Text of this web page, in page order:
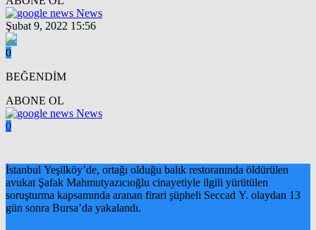
News
Şubat 9, 2022 15:56
0
BEĞENDİM
ABONE OL
News
0
İstanbul Yeşilköy’de, ortağı olduğu balık restoranında öldürülen
avukat Şafak Mahmutyazıcıoğlu cinayetiyle ilgili yürütülen
soruşturma kapsamında aranan firari şüpheli Seccad Y. olaydan 13
gün sonra Bursa’da yakalandı.